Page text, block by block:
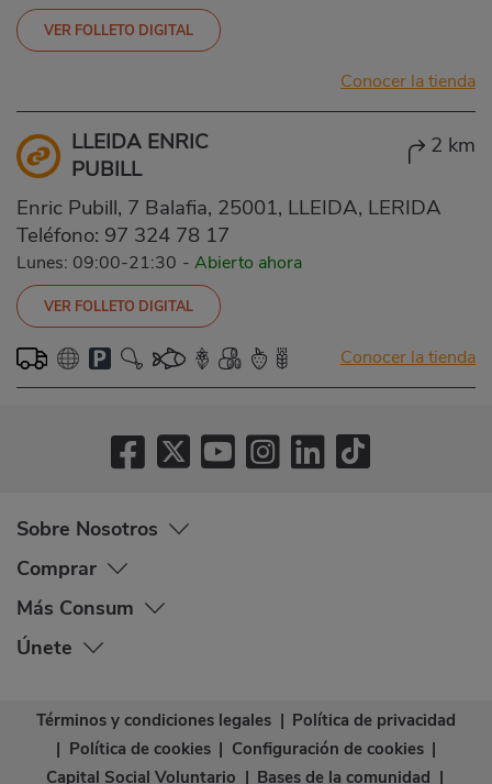
VER FOLLETO DIGITAL
Conocer la tienda
LLEIDA ENRIC
PUBILL
2 km
Enric Pubill, 7 Balafia, 25001, LLEIDA, LERIDA
Teléfono: 97 324 78 17
Lunes: 09:00-21:30 - Abierto ahora
VER FOLLETO DIGITAL
Conocer la tienda
Sobre Nosotros
Comprar
Más Consum
Únete
Términos y condiciones legales | Política de privacidad
| Política de cookies | Configuración de cookies |
Capital Social Voluntario | Bases de la comunidad |